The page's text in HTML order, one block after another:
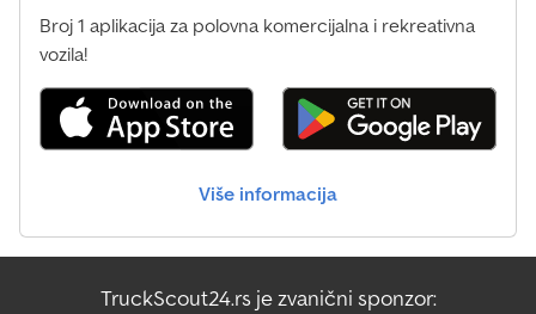
Broj 1 aplikacija za polovna komercijalna i rekreativna
vozila!
Više informacija
TruckScout24.rs je zvanični sponzor: